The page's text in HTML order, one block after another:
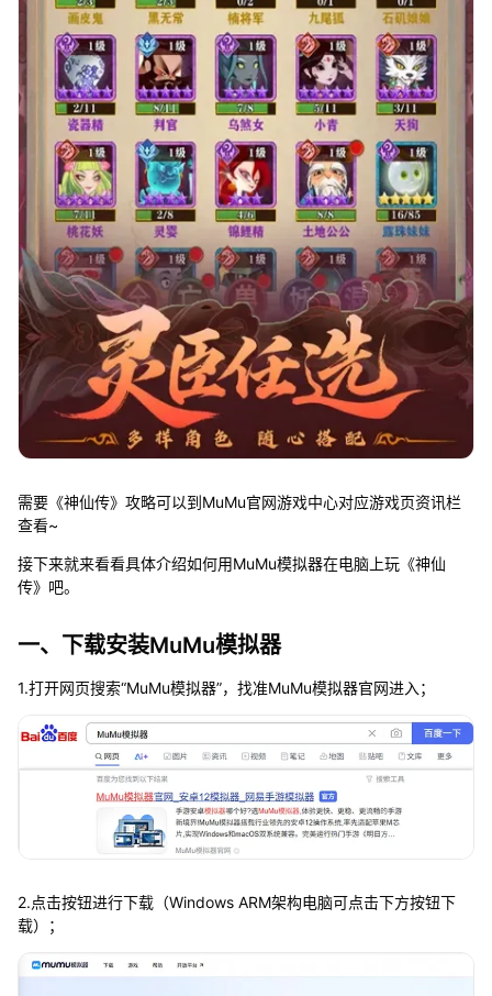
需要《神仙传》攻略可以到MuMu官网游戏中心对应游戏页资讯栏
查看~
接下来就来看看具体介绍如何用MuMu模拟器在电脑上玩《神仙
传》吧。
一、下载安装MuMu模拟器
1.打开网页搜索“MuMu模拟器”，找准MuMu模拟器官网进入；
2.点击按钮进行下载（Windows ARM架构电脑可点击下方按钮下
载）；